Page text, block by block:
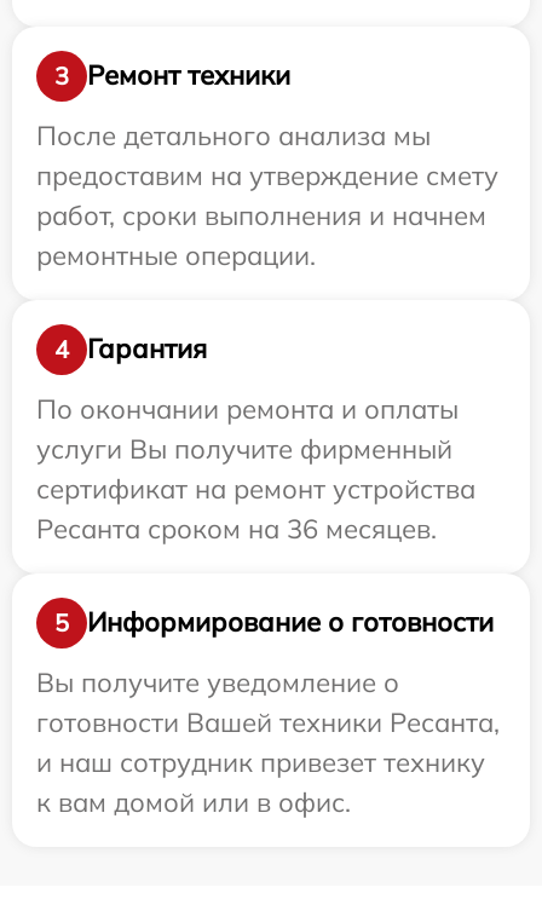
3
Ремонт техники
После детального анализа мы
предоставим на утверждение смету
работ, сроки выполнения и начнем
ремонтные операции.
4
Гарантия
По окончании ремонта и оплаты
услуги Вы получите фирменный
сертификат на ремонт устройства
Ресанта сроком на 36 месяцев.
5
Информирование о готовности
Вы получите уведомление о
готовности Вашей техники Ресанта,
и наш сотрудник привезет технику
к вам домой или в офис.